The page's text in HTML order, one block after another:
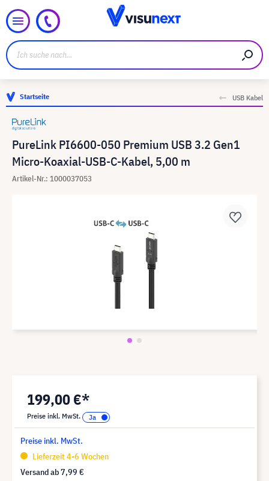
Startseite USB Kabel
PureLink PI6600-050 Premium USB 3.2 Gen1
Micro-Koaxial-USB-C-Kabel, 5,00 m
Artikel-Nr.: 1000037053
199,00 €*
Preise inkl. MwSt.
Preise inkl. MwSt.
Lieferzeit 4-6 Wochen
Versand ab7,99 €